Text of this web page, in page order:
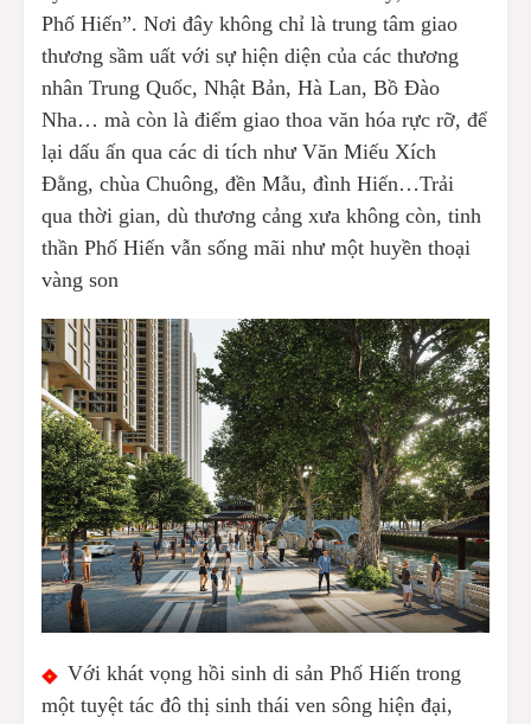
Phố Hiến”. Nơi đây không chỉ là trung tâm giao
thương sầm uất với sự hiện diện của các thương
nhân Trung Quốc, Nhật Bản, Hà Lan, Bồ Đào
Nha… mà còn là điểm giao thoa văn hóa rực rỡ, để
lại dấu ấn qua các di tích như Văn Miếu Xích
Đằng, chùa Chuông, đền Mẫu, đình Hiến…Trải
qua thời gian, dù thương cảng xưa không còn, tinh
thần Phố Hiến vẫn sống mãi như một huyền thoại
vàng son
Với khát vọng hồi sinh di sản Phố Hiến trong
một tuyệt tác đô thị sinh thái ven sông hiện đại,